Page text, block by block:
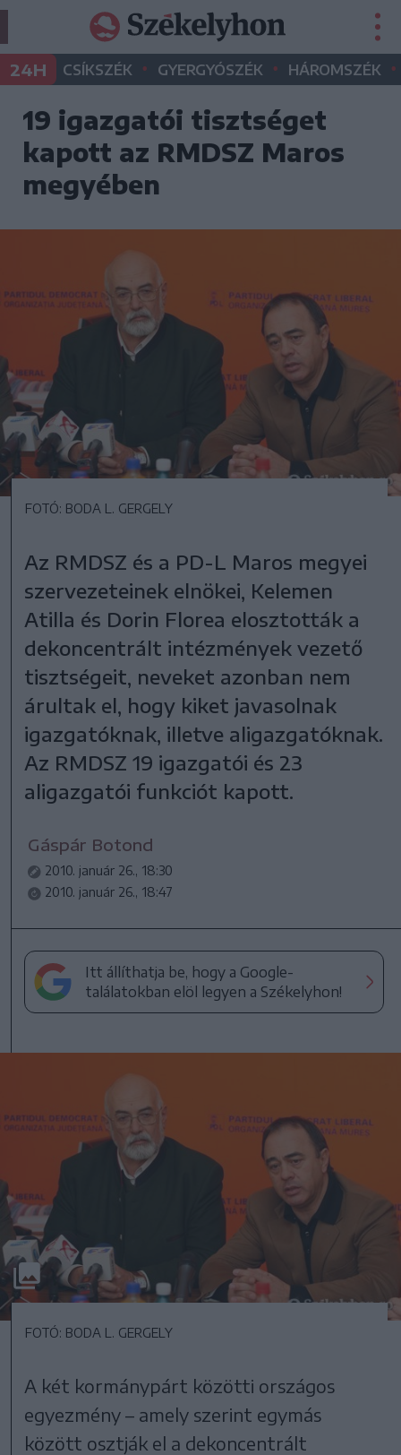
24H CSÍKSZÉK • GYERGYÓSZÉK • HÁROMSZÉK •
19 igazgatói tisztséget
kapott az RMDSZ Maros
megyében
FOTÓ: BODA L. GERGELY
Az RMDSZ és a PD-L Maros megyei
szervezeteinek elnökei, Kelemen
Atilla és Dorin Florea elosztották a
dekoncentrált intézmények vezető
tisztségeit, neveket azonban nem
árultak el, hogy kiket javasolnak
igazgatóknak, illetve aligazgatóknak.
Az RMDSZ 19 igazgatói és 23
aligazgatói funkciót kapott.
Gáspár Botond
2010. január 26., 18:30
2010. január 26., 18:47
Itt állíthatja be, hogy a Google-
találatokban elöl legyen a Székelyhon!
FOTÓ: BODA L. GERGELY
A két kormánypárt közötti országos
egyezmény – amely szerint egymás
között osztják el a dekoncentrált